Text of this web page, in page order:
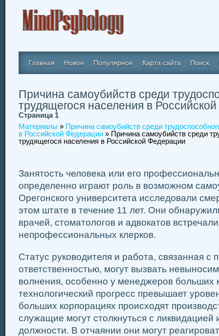
Главная Новое Популярное Карта сайта Поиск
Причина самоубийств среди
трудящегося населения в
Страница 1
Материалы » Причина самоубийств среди
в Российской Федерации » Причина самоубийств среди
трудящегося населения в Российской Федерации
Занятость человека или его
определенно играют роль в возможном
Орегонского университета исследовали
этом штате в течение 11 лет. Они
врачей, стоматологов и адвокатов
непрофессиональных клерков.
Статус руководителя и работа, связанная с
ответственностью, могут вызвать
волнения, особенно у менеджеров больших
технологический прогресс превышает
больших корпорациях происходят
служащие могут столкнуться с ликвидацией
должности. В отчаянии они могут